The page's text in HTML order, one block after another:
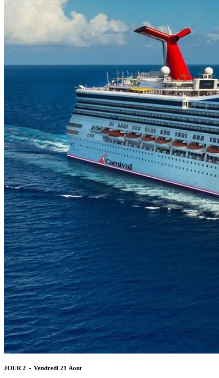
JOUR 2 - Vendredi 21 Aout